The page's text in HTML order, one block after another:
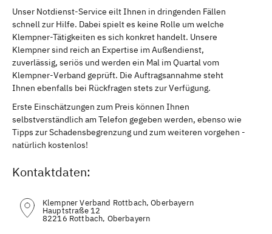
Unser Notdienst-Service eilt Ihnen in dringenden Fällen
schnell zur Hilfe. Dabei spielt es keine Rolle um welche
Klempner-Tätigkeiten es sich konkret handelt. Unsere
Klempner sind reich an Expertise im Außendienst,
zuverlässig, seriös und werden ein Mal im Quartal vom
Klempner-Verband geprüft. Die Auftragsannahme steht
Ihnen ebenfalls bei Rückfragen stets zur Verfügung.
Erste Einschätzungen zum Preis können Ihnen
selbstverständlich am Telefon gegeben werden, ebenso wie
Tipps zur Schadensbegrenzung und zum weiteren vorgehen -
natürlich kostenlos!
Kontaktdaten:
Klempner Verband Rottbach, Oberbayern
Hauptstraße 12
82216 Rottbach, Oberbayern